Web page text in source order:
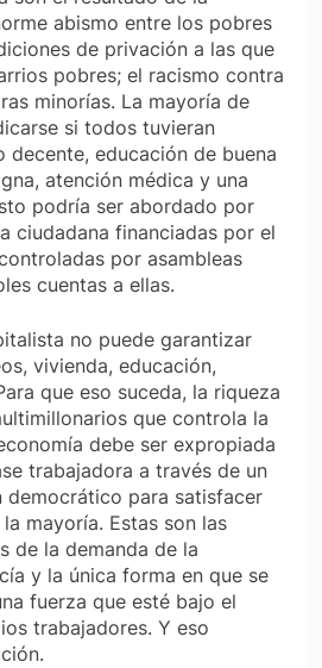
abismo entre los pobres
de privación a las que
pobres; el racismo contra
minorías. La mayoría de
si todos tuvieran
decente, educación de buena
atención médica y una
podría ser abordado por
ciudadana financiadas por el
por asambleas
cuentas a ellas.
no puede garantizar
vivienda, educación,
que eso suceda, la riqueza
que controla la
debe ser expropiada
trabajadora a través de un
democrático para satisfacer
mayoría. Estas son las
de la demanda de la
y la única forma en que se
fuerza que esté bajo el
trabajadores. Y eso